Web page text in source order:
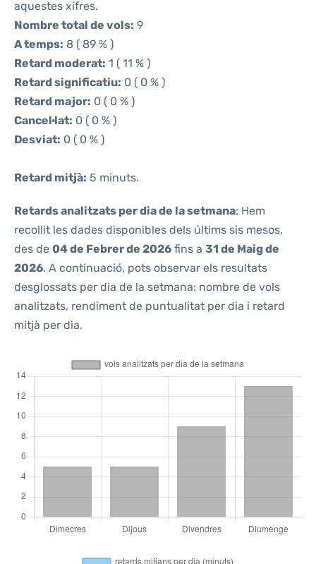
aquestes xifres.
Nombre total de vols: 9
A temps: 8 ( 89 % )
Retard moderat: 1 ( 11 % )
Retard significatiu: 0 ( 0 % )
Retard major: 0 ( 0 % )
Cancel·lat: 0 ( 0 % )
Desviat: 0 ( 0 % )
Retard mitjà: 5 minuts.
Retards analitzats per dia de la setmana: Hem
recollit les dades disponibles dels últims sis mesos,
des de 04 de Febrer de 2026 fins a 31 de Maig de
2026. A continuació, pots observar els resultats
desglossats per dia de la setmana: nombre de vols
analitzats, rendiment de puntualitat per dia i retard
mitjà per dia.